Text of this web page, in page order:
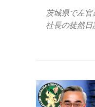
茨城県で左
社長の徒然日